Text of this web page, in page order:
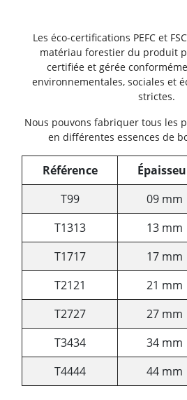
Les éco-certifications PEFC et
matériau forestier du produit
certifiée et gérée
environnementales, sociales et
strictes.
Nous pouvons fabriquer tous les
en différentes essences de
Référence
T99
09 mm
T1313
13 mm
T1717
17 mm
T2121
21 mm
T2727
27 mm
T3434
34 mm
T4444
44 mm